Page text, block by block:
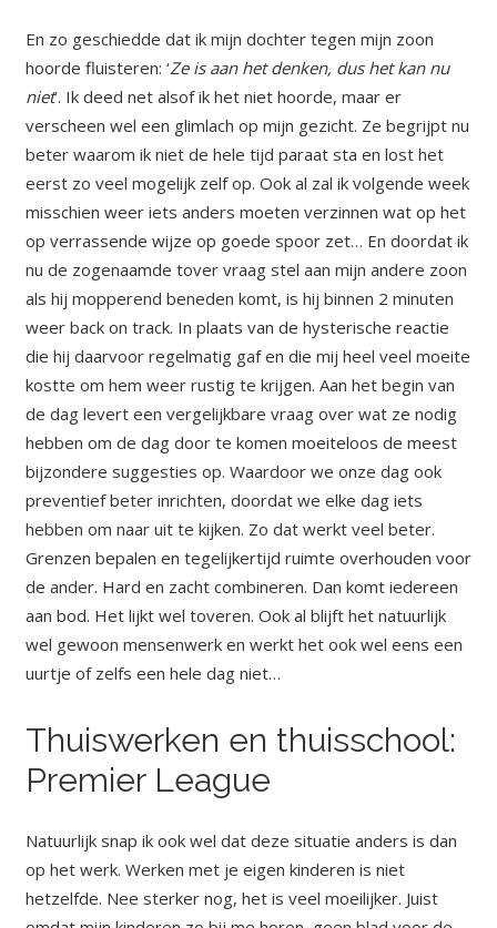
En zo geschiedde dat ik mijn dochter tegen mijn zoon
hoorde fluisteren: ‘Ze is aan het denken, dus het kan nu
niet’. Ik deed net alsof ik het niet hoorde, maar er
verscheen wel een glimlach op mijn gezicht. Ze begrijpt nu
beter waarom ik niet de hele tijd paraat sta en lost het
eerst zo veel mogelijk zelf op. Ook al zal ik volgende week
misschien weer iets anders moeten verzinnen wat op het
op verrassende wijze op goede spoor zet… En doordat ik
nu de zogenaamde tover vraag stel aan mijn andere zoon
als hij mopperend beneden komt, is hij binnen 2 minuten
weer back on track. In plaats van de hysterische reactie
die hij daarvoor regelmatig gaf en die mij heel veel moeite
kostte om hem weer rustig te krijgen. Aan het begin van
de dag levert een vergelijkbare vraag over wat ze nodig
hebben om de dag door te komen moeiteloos de meest
bijzondere suggesties op. Waardoor we onze dag ook
preventief beter inrichten, doordat we elke dag iets
hebben om naar uit te kijken. Zo dat werkt veel beter.
Grenzen bepalen en tegelijkertijd ruimte overhouden voor
de ander. Hard en zacht combineren. Dan komt iedereen
aan bod. Het lijkt wel toveren. Ook al blijft het natuurlijk
wel gewoon mensenwerk en werkt het ook wel eens een
uurtje of zelfs een hele dag niet…
Thuiswerken en thuisschool:
Premier League
Natuurlijk snap ik ook wel dat deze situatie anders is dan
op het werk. Werken met je eigen kinderen is niet
hetzelfde. Nee sterker nog, het is veel moeilijker. Juist